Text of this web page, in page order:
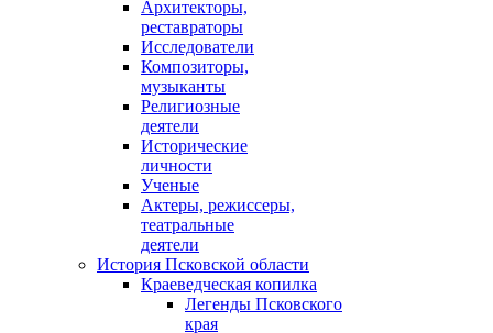
Архитекторы,
реставраторы
Исследователи
Композиторы,
музыканты
Религиозные
деятели
Исторические
личности
Ученые
Актеры, режиссеры,
театральные
деятели
История Псковской области
Краеведческая копилка
Легенды Псковского
края